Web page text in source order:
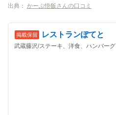
出典： かーぷ悟飯さんの口コミ
レストランぽてと
武蔵藤沢/ステーキ、洋食、ハンバーグ